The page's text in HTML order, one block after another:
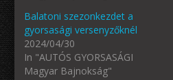
Balatoni szezonkezdet a
gyorsasági versenyzőknél
2024/04/30
In "AUTÓS GYORSASÁGI
Magyar Bajnokság"